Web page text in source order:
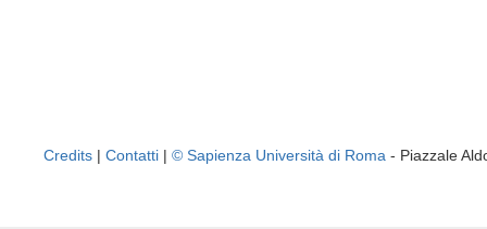
Credits | Contatti | © Sapienza Università di Roma - Piazzale